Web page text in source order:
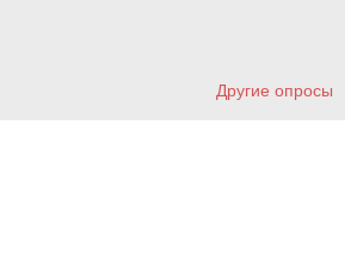
Другие опросы